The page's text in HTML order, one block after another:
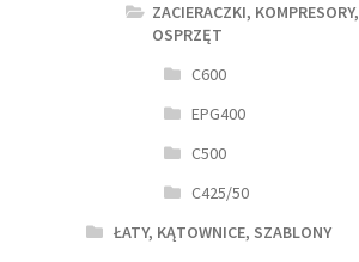
ZACIERACZKI, KOMPRESORY,
OSPRZĘT
C600
EPG400
C500
C425/50
ŁATY, KĄTOWNICE, SZABLONY